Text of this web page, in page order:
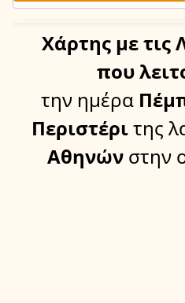
Χάρτης με τις
που
την ημέρα
Περιστέριτης
Αθηνών στην